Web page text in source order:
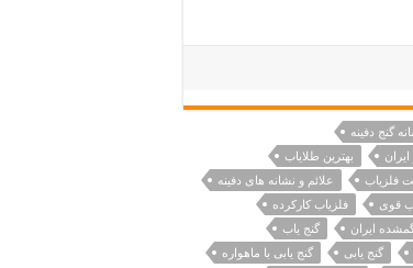
گنج دفینه
بهترین طلایاب
فلزیاب
علائم و نشانه های دفینه
قوی
فلزیاب کارکرده
ایران
گنج یاب
گنج یابی
گنج یابی با ماهواره